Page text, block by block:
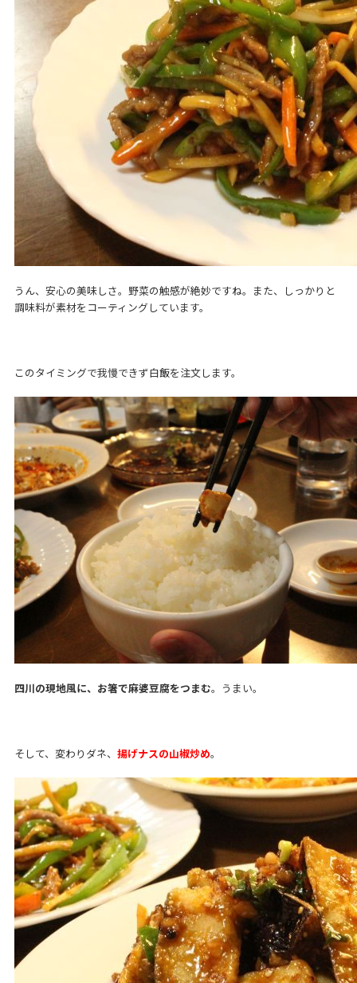
うん、安心の美味しさ。野菜の触感が絶妙ですね。また、しっかりと
調味料が素材をコーティングしています。
このタイミングで我慢できず白飯を注文します。
四川の現地風に、お箸で麻婆豆腐をつまむ。うまい。
そして、変わりダネ、 揚げナスの山椒炒め。